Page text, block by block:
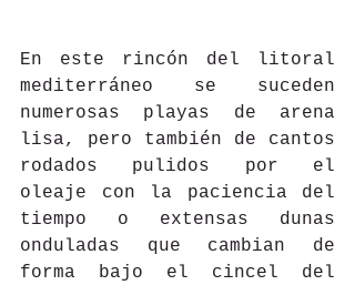
En este rincón del litoral
mediterráneo se suceden
numerosas playas de arena
lisa, pero también de cantos
rodados pulidos por el
oleaje con la paciencia del
tiempo o extensas dunas
onduladas que cambian de
forma bajo el cincel del